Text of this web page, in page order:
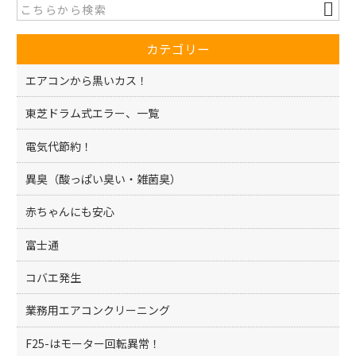
b
o
o
k
カテゴリー
エアコンから黒いカス！
東芝ドラム式エラー、一覧
電気代節約！
異臭（酸っぱい臭い・雑菌臭）
赤ちゃんにも安心
富士通
コバエ発生
業務用エアコンクリーニング
F25-はモーター回転異常！